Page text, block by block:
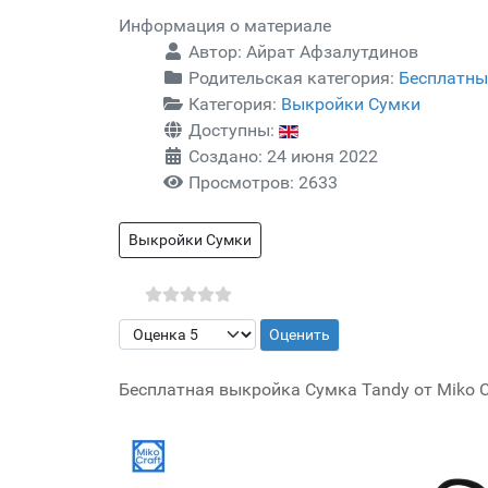
Информация о материале
Автор: Айрат Афзалутдинов
Родительская категория:
Категория: Выкройки Сумки
Доступны:
Создано: 24 июня 2022
Просмотров: 2633
Выкройки Сумки
Пожалуйста, оцените
Бесплатная выкройка Сумка Tandy от Miko